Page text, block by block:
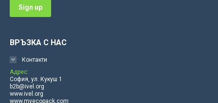
ВРЪЗКА С НАС
Контакти
Адрес:
София, ул. Кукуш 1
b2b@ivel.org
www.ivel.org
www.myecopack.com